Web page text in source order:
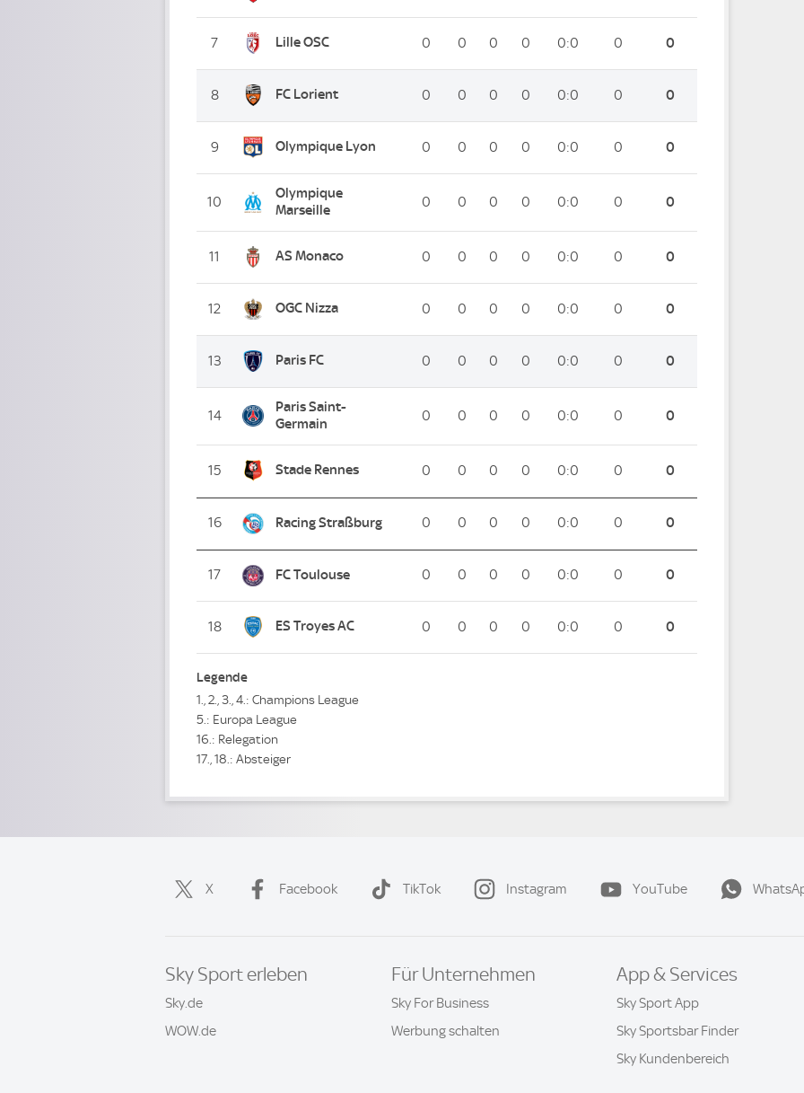
7 Lille OSC 0 0 0 0 0:0 0 0
8 FC Lorient 0 0 0 0 0:0 0 0
9 Olympique Lyon 0 0 0 0 0:0 0 0
10
Olympique
Marseille
0 0 0 0 0:0 0 0
11 AS Monaco 0 0 0 0 0:0 0 0
12 OGC Nizza 0 0 0 0 0:0 0 0
13 Paris FC 0 0 0 0 0:0 0 0
14
Paris Saint-
Germain
0 0 0 0 0:0 0 0
15 Stade Rennes 0 0 0 0 0:0 0 0
16 Racing Straßburg 0 0 0 0 0:0 0 0
17 FC Toulouse 0 0 0 0 0:0 0 0
18 ES Troyes AC 0 0 0 0 0:0 0 0
Legende
1., 2., 3., 4.: Champions League
5.: Europa League
16.: Relegation
17., 18.: Absteiger
X Facebook TikTok Instagram YouTube
Sky Sport erleben
Sky.de
WOW.de
Für Unternehmen
Sky For Business
Werbung schalten
App & Services
Sky Sport App
Sky Sportsbar Finder
Sky Kundenbereich